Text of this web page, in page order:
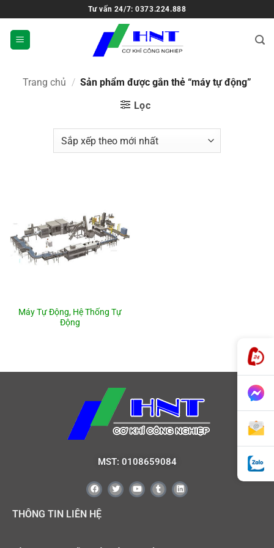
Tư vấn 24/7: 0373.224.888
Trang chủ / Sản phẩm được gắn thẻ “máy tự động”
Lọc
Máy Tự Động, Hệ Thống Tự
Động
MST: 0108659084
THÔNG TIN LIÊN HỆ